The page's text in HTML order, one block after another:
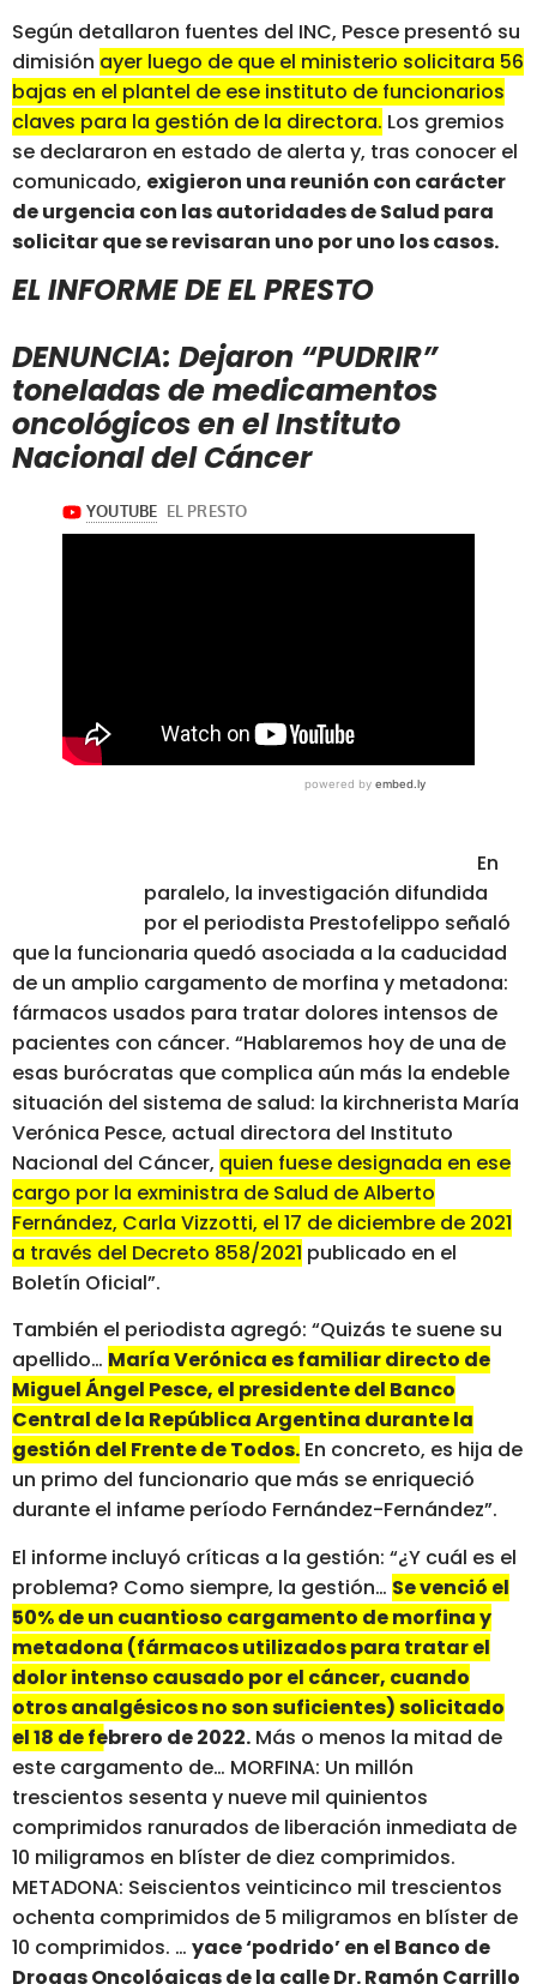
Según detallaron fuentes del INC, Pesce presentó su
dimisión ayer luego de que el ministerio solicitara 56
bajas en el plantel de ese instituto de funcionarios
claves para la gestión de la directora. Los gremios
se declararon en estado de alerta y, tras conocer el
comunicado, exigieron una reunión con carácter
de urgencia con las autoridades de Salud para
solicitar que se revisaran uno por uno los casos.
EL INFORME DE EL PRESTO
DENUNCIA: Dejaron “PUDRIR”
toneladas de medicamentos
oncológicos en el Instituto
Nacional del Cáncer
En
paralelo, la investigación difundida
por el periodista Prestofelippo señaló
que la funcionaria quedó asociada a la caducidad
de un amplio cargamento de morfina y metadona:
fármacos usados para tratar dolores intensos de
pacientes con cáncer. “Hablaremos hoy de una de
esas burócratas que complica aún más la endeble
situación del sistema de salud: la kirchnerista María
Verónica Pesce, actual directora del Instituto
Nacional del Cáncer, quien fuese designada en ese
cargo por la exministra de Salud de Alberto
Fernández, Carla Vizzotti, el 17 de diciembre de 2021
a través del Decreto 858/2021 publicado en el
Boletín Oficial”.
También el periodista agregó: “Quizás te suene su
apellido… María Verónica es familiar directo de
Miguel Ángel Pesce, el presidente del Banco
Central de la República Argentina durante la
gestión del Frente de Todos. En concreto, es hija de
un primo del funcionario que más se enriqueció
durante el infame período Fernández-Fernández”.
El informe incluyó críticas a la gestión: “¿Y cuál es el
problema? Como siempre, la gestión… Se venció el
50% de un cuantioso cargamento de morfina y
metadona (fármacos utilizados para tratar el
dolor intenso causado por el cáncer, cuando
otros analgésicos no son suficientes) solicitado
el 18 de febrero de 2022. Más o menos la mitad de
este cargamento de… MORFINA: Un millón
trescientos sesenta y nueve mil quinientos
comprimidos ranurados de liberación inmediata de
10 miligramos en blíster de diez comprimidos.
METADONA: Seiscientos veinticinco mil trescientos
ochenta comprimidos de 5 miligramos en blíster de
10 comprimidos. … yace ‘podrido’ en el Banco de
Drogas Oncológicas de la calle Dr. Ramón Carrillo